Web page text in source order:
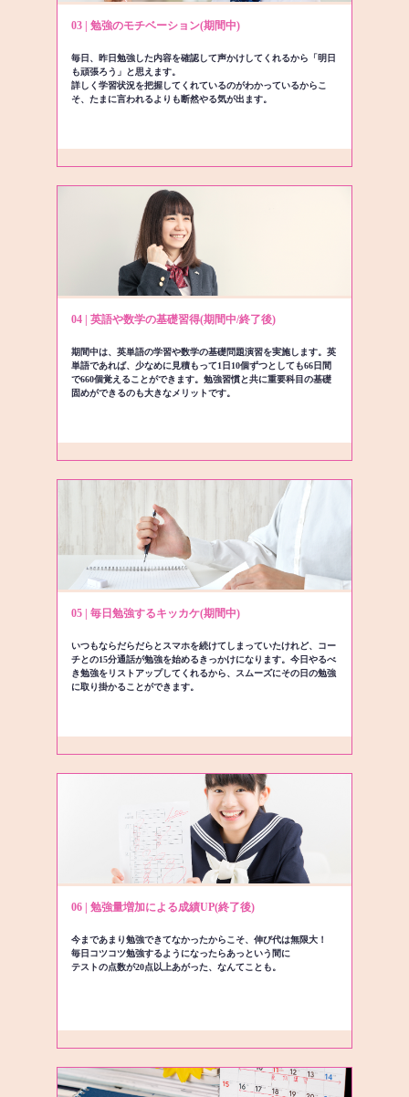
03 | 勉強のモチベーション(期間中)
毎日、昨日勉強した内容を確認して声かけしてくれるから「明日
も頑張ろう」と思えます。
詳しく学習状況を把握してくれているのがわかっているからこ
そ、たまに言われるよりも断然やる気が出ます。
04 | 英語や数学の基礎習得(期間中/終了後)
期間中は、英単語の学習や数学の基礎問題演習を実施します。英
単語であれば、少なめに見積もって1日10個ずつとしても66日間
で660個覚えることができます。勉強習慣と共に重要科目の基礎
固めができるのも大きなメリットです。
05 | 毎日勉強するキッカケ(期間中)
いつもならだらだらとスマホを続けてしまっていたけれど、コー
チとの15分通話が勉強を始めるきっかけになります。今日やるべ
き勉強をリストアップしてくれるから、スムーズにその日の勉強
に取り掛かることができます。
06 | 勉強量増加による成績UP(終了後)
今まであまり勉強できてなかったからこそ、伸び代は無限大！
毎日コツコツ勉強するようになったらあっという間に
テストの点数が20点以上あがった、なんてことも。